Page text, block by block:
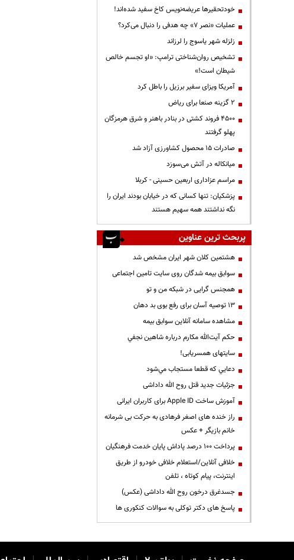
خودتحقیرها عریضه‌نویس کاخ سفید شده‌اند!
عملیات «نصر ۷» چه هدفی را دنبال می‌کرد؟
زلزله شهر یاسوج را لرزاند
تشخیص روان‌شناختی ترامپ: «او تجسم خالص
شیطان است!»
آمریکا ویزای سفیر برزیل را باطل کرد
۲ گزینه صنعا برای ریاض
۴۵۰۰ فروند کشتی در بنادر باهنر و شرق هرمزگان
پهلو گرفتند
صادرات ۱۵ محصول کشاورزی آزاد شد
میانکاله در آتش می‌سوزد
مراسم عزاداری اربعین حسینی - کربلا
پزشکیان: تنها کسانی که در خیابان بودند ایران را
نگه نداشتند همه سهیم هستند
پربحث ترین عناوین
هشتمین کلان شهر ایران مشخص شد
سوابق بیمه شدگان روی سایت تامین اجتماعی
همجنس گرایی در شبکه من و تو
13 توصیه آسان برای رفع بوی بد دهان
مشاهده سامانه آنلاين سوابق بیمه
حكم آيت‌الله مكارم درباره شاهين نجفي
سایتهای همسریابی!
دعايي كه قطعا مستجاب مي‌شود
جزئیات جدید قتل روح الله داداشی
آموزش ساخت Apple ID برای کاربران ایرانی
راز خنده های اصغر فرهادی به حرکت بی شرمانه
خانم بازیگر + عکس
پرداخت ۱۰۰ درصد پاداش پایان خدمت فرهنگیان
خلافی آنلاین/استعلام خلافی خودرو از طریق
اینترنت، پیام کوتاه ، تلفن
جسدغرق درخون روح الله داداشی (عکس)
پاسخ های دکتر توکلی به سوالات کنکوری ها